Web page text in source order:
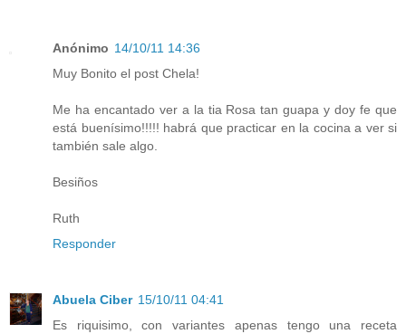
Anónimo 14/10/11 14:36
Muy Bonito el post Chela!
Me ha encantado ver a la tia Rosa tan guapa y doy fe que
está buenísimo!!!!! habrá que practicar en la cocina a ver si
también sale algo.
Besiños
Ruth
Responder
Abuela Ciber 15/10/11 04:41
Es riquisimo, con variantes apenas tengo una receta